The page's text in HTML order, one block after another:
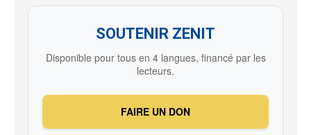
SOUTENIR ZENIT
Disponible pour tous en 4 langues, financé par les
lecteurs.
FAIRE UN DON